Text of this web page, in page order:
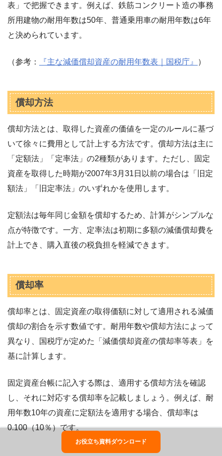
表」で把握できます。例えば、鉄筋コンクリート造の事務
所用建物の耐用年数は50年、普通乗用車の耐用年数は6年
と決められています。
（参考： 『主な減価償却資産の耐用年数表｜国税庁』 ）
償却方法
償却方法とは、取得した資産の価値を一定のルールに基づ
いて徐々に費用として計上する方法です。償却方法は主に
「定額法」「定率法」の2種類があります。ただし、固定
資産を取得した時期が2007年3月31日以前の場合は「旧定
額法」「旧定率法」のいずれかを使用します。
定額法は毎年同じ金額を償却するため、計算がシンプルな
点が特徴です。一方、定率法は初期に多額の減価償却費を
計上でき、購入直後の税負担を軽減できます。
償却率
償却率とは、固定資産の取得価額に対して適用される減価
償却の割合を示す数値です。耐用年数や償却方法によって
異なり、国税庁が定めた「減価償却資産の償却率等表」を
基に計算します。
固定資産台帳に記入する際は、適用する償却方法を確認
し、それに対応する償却率を記載しましょう。例えば、耐
用年数10年の資産に定額法を適用する場合、償却率は
0.100（10％）です。
お役立ち資料ダウンロード